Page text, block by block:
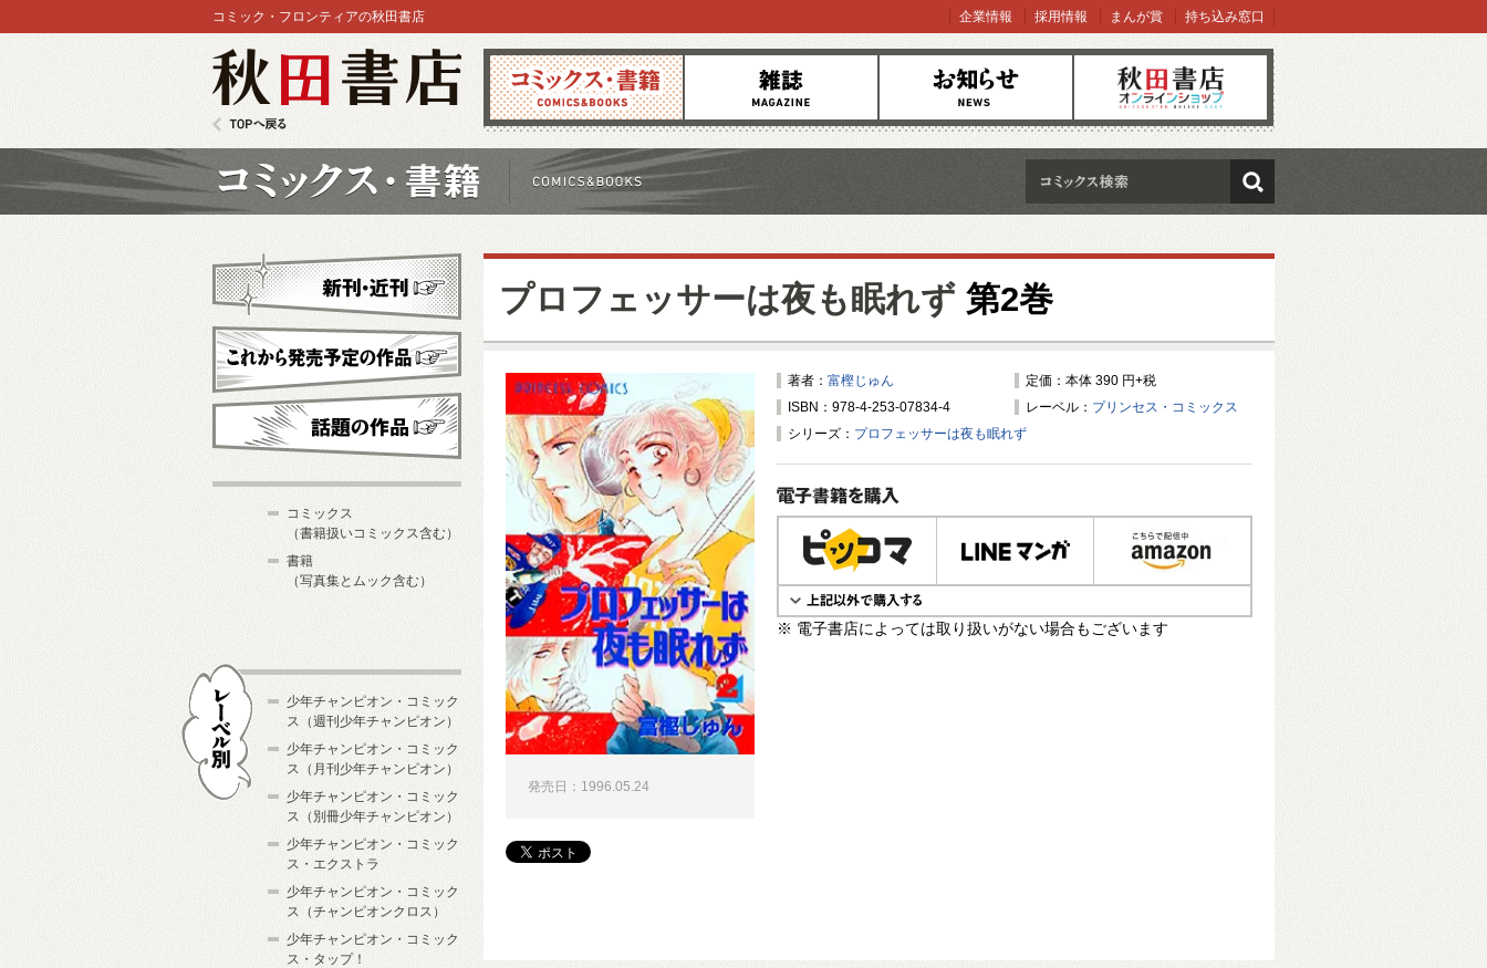
コミックス 雑誌 お知らせ オンラインショップ
コミック・フロンティアの秋田書店 企業情報 採用情報 まんが賞 持ち込み窓口
検索
プロフェッサーは夜も眠れず 第2巻
著者： 富樫じゅん
定価：本体 390 円+税
ISBN：978-4-253-07834-4
レーベル： プリンセス・コミックス
シリーズ： プロフェッサーは夜も眠れず
電子書籍で購入
※ 電子書店によっては取り扱いがない場合もございます
発売日：1996.05.24
新刊・近刊
これから発売予定
コミックス
（書籍扱いコミックス含む）
書籍
（写真集とムック含む）
少年チャンピオン・コミック
ス（週刊少年チャンピオン）
少年チャンピオン・コミック
ス（月刊少年チャンピオン）
少年チャンピオン・コミック
ス（別冊少年チャンピオン）
少年チャンピオン・コミック
ス・エクストラ
少年チャンピオン・コミック
ス（チャンピオンクロス）
少年チャンピオン・コミック
ス・タップ！